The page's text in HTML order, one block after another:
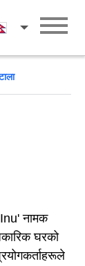
नेपाली
नामक
घरको